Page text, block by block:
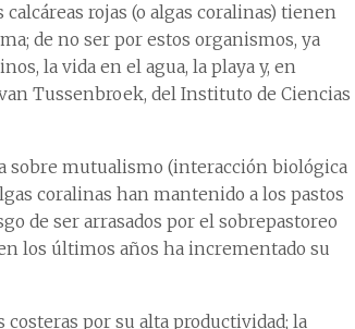
rojas (o algas coralinas) tienen
de no ser por estos organismos, ya
la vida en el agua, la playa y, en
Tussenbroek, del Instituto de Ciencias
sobre mutualismo (interacción biológica
coralinas han mantenido a los pastos
de ser arrasados por el sobrepastoreo
los últimos años ha incrementado su
costeras por su alta productividad; la